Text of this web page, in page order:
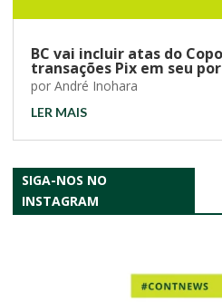
BC vai incluir atas do
transações Pix em seu
por André Inohara
LER MAIS
SIGA-NOS NO
INSTAGRAM